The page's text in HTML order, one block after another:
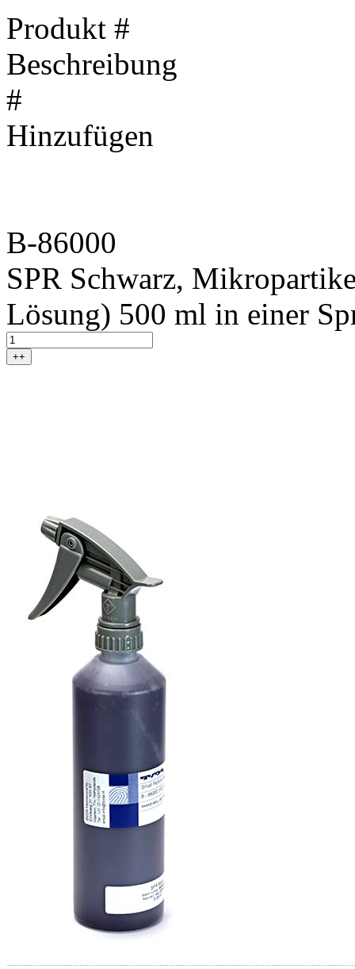
Produkt #
Beschreibung
#
Hinzufügen
B-86000
SPR Schwarz,
Lösung) 500 ml in einer
++